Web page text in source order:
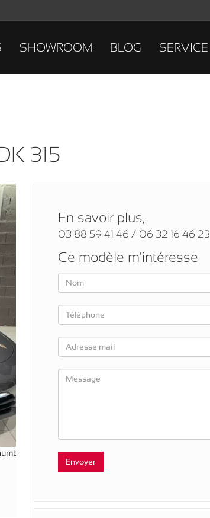
SHOWROOM BLOG SERVICE
315
En savoir plus,
03 88 59 41 46 / 06 32 16 46 23
Ce modèle m'intéresse